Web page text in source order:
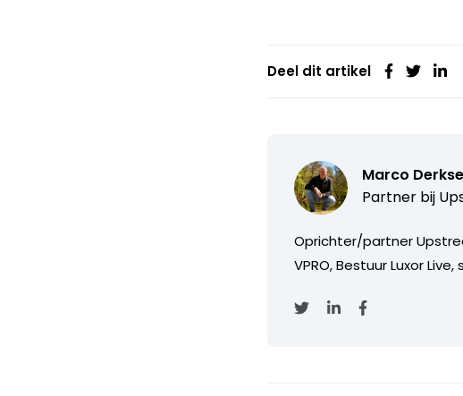
Deel dit artikel
Marco
Partner bij
Oprichter/partner
VPRO, Bestuur Luxor